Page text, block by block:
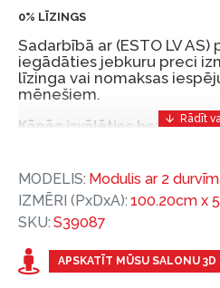
0% LĪZINGS
Sadarbībā ar (ESTO LV
iegādāties jebkuru preci
līzinga vai nomaksas
mēnešiem.
Kāpēc izvēlēties
un izdevīgs
vajadzīgās preces tulīt,
vēlāk.
Ar ESTO iegūstiet
priekšrocības bez pirmās
APSKATĪT MŪSU SALONU 3D
MODELIS: Modulis ar 2
IZMĒRI (PxDxA): 100.20cm x
SKU: S39087